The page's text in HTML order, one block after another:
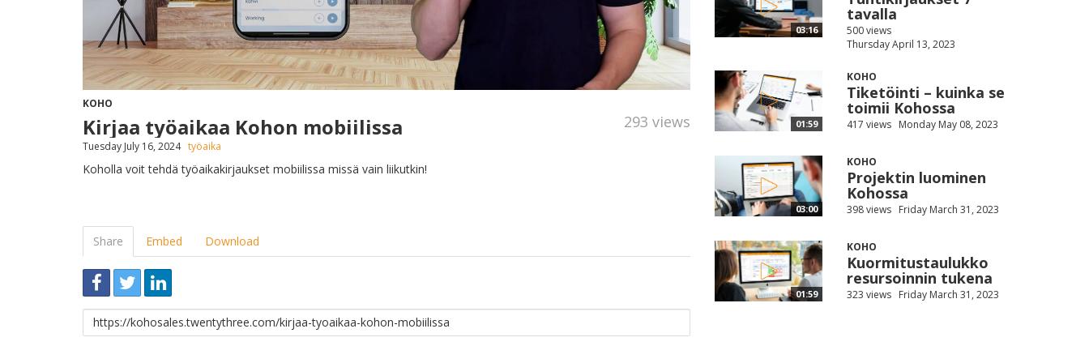
KOHO
Kirjaa työaikaa Kohon mobiilissa 293 views
Tuesday July 16, 2024 työaika
Koholla voit tehdä työaikakirjaukset mobiilissa missä vain liikutkin!
Share Embed Download
Link
to
03:16
tavalla
500 views
Thursday April 13, 2023
01:59
KOHO
Tiketöinti – kuinka se
toimii Kohossa
417 views Monday May 08, 2023
03:00
KOHO
Projektin luominen
Kohossa
398 views Friday March 31, 2023
01:59
KOHO
Kuormitustaulukko
resursoinnin tukena
323 views Friday March 31, 2023